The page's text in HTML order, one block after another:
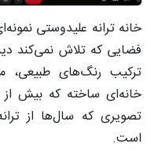
خانه ترانه علیدوستی
فضایی که تلاش نمی‌کند
ترکیب رنگ‌های طبیعی،
خانه‌ای ساخته که بیش
تصویری که سال‌ها از
است.